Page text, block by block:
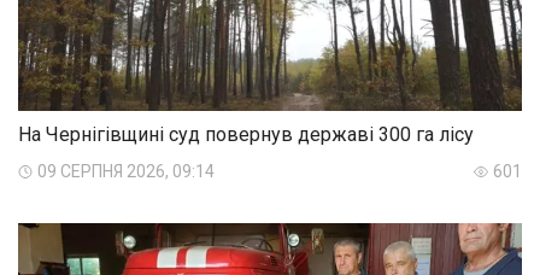
На Чернігівщині суд повернув державі 300 га лісу
09 СЕРПНЯ 2026, 09:14 601